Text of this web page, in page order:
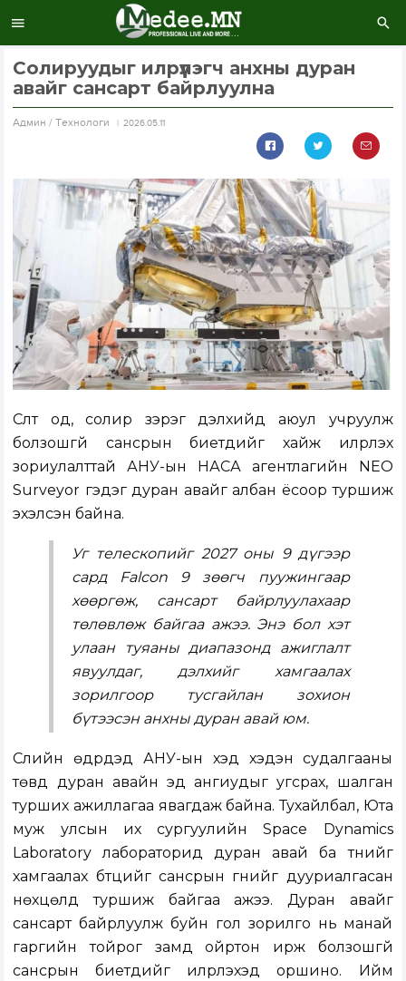
Солируудыг илрүүлэгч анхны дуран
авайг сансарт байрлуулна
Aдмин / Технологи 2026.05.11
Сүүлт од, солир зэрэг дэлхийд аюул учруулж
болзошгүй сансрын биетүүдийг хайж илрүүлэх
зориулалттай АНУ-ын НАСА агентлагийн NEO
Surveyor гэдэг дуран авайг албан ёсоор туршиж
эхэлсэн байна.
Уг телескопийг 2027 оны 9 дүгээр
сард Falcon 9 зөөгч пуужингаар
хөөргөж, сансарт байрлуулахаар
төлөвлөж байгаа ажээ. Энэ бол хэт
улаан туяаны диапазонд ажиглалт
явуулдаг, дэлхийг хамгаалах
зорилгоор тусгайлан зохион
бүтээсэн анхны дуран авай юм.
Сүүлийн өдрүүдэд АНУ-ын хэд хэдэн судалгааны
төвд дуран авайн эд ангиудыг угсрах, шалган
турших ажиллагаа явагдаж байна. Тухайлбал, Юта
муж улсын их сургуулийн Space Dynamics
Laboratory лабораторид дуран авай ба түүнийг
хамгаалах бүтцийг сансрын гүнийг дууриалгасан
нөхцөлд туршиж байгаа ажээ. Дуран авайг
сансарт байрлуулж буйн гол зорилго нь манай
гаргийн тойрог замд ойртон ирж болзошгүй
сансрын биетүүдийг илрүүлэхэд оршино. Ийм